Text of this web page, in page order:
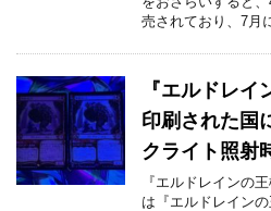
売されており、7月
『エルドレ
印刷された国
クライト照射
『エルドレインの
は『エルドレイン